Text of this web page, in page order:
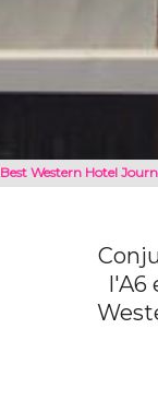
Best Western Hotel
l'A6